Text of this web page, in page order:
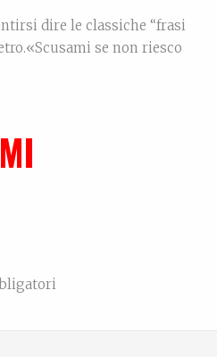
dire le classiche “frasi
se non riesco